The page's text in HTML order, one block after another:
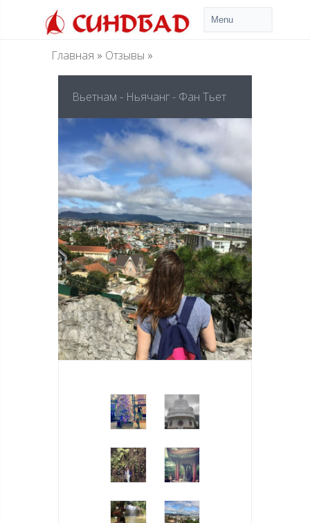
Главная » Отзывы »
Вьетнам - Ньячанг - Фан Тьет